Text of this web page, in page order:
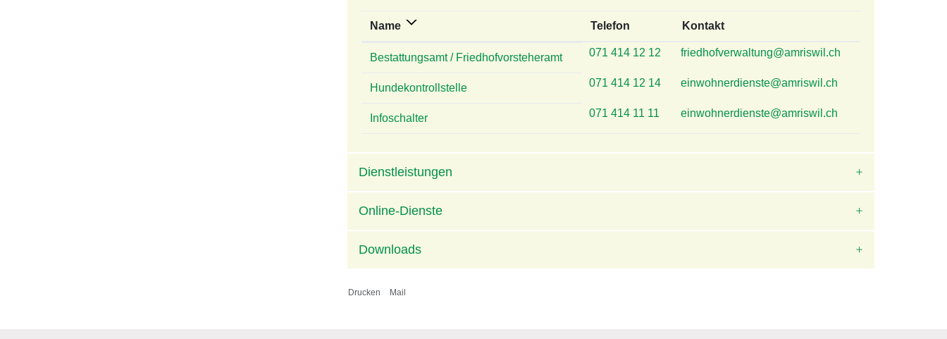
Name Telefon Kontakt
Bestattungsamt / Friedhofvorsteheramt 071 414 12 12 friedhofverwaltung@amriswil.ch
Hundekontrollstelle 071 414 12 14 einwohnerdienste@amriswil.ch
Infoschalter 071 414 11 11 einwohnerdienste@amriswil.ch
Dienstleistungen
Online-Dienste
Downloads
Drucken Mail